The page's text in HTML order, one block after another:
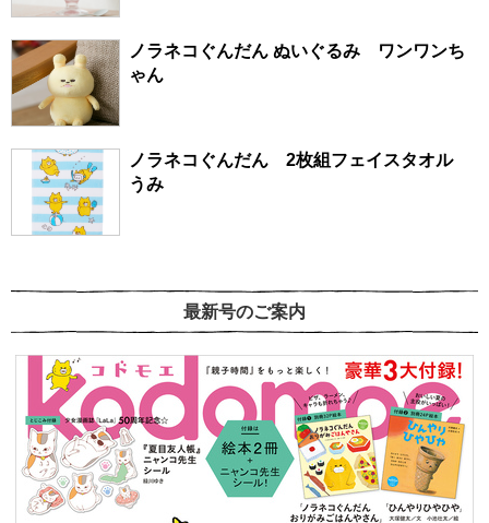
ノラネコぐんだん ぬいぐるみ ワンワンち
ゃん
ノラネコぐんだん 2枚組フェイスタオル
うみ
最新号のご案内